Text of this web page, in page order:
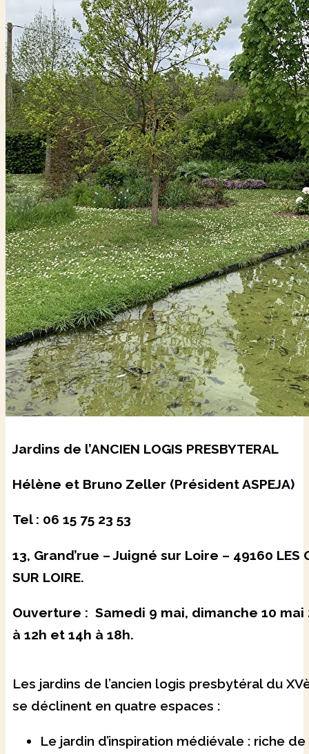
Jardins de l’ANCIEN LOGIS PRESBYTERAL
Hélène et Bruno Zeller (Président ASPEJA)
Tel : 06 15 75 23 53
13, Grand’rue – Juigné sur Loire – 49160 LES
SUR LOIRE.
Ouverture : Samedi 9 mai, dimanche 10 mai
à 12h et 14h à 18h.
Les jardins de l’ancien logis presbytéral du
se déclinent en quatre espaces :
Le jardin d’inspiration médiévale : riche de